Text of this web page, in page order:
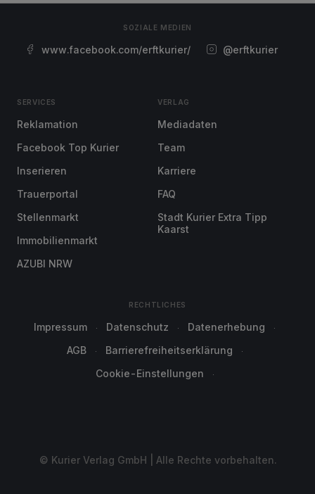
SOZIALE MEDIEN
www.facebook.com/erftkurier/ @erftkurier
SERVICES
Reklamation
Facebook Top Kurier
Inserieren
Trauerportal
Stellenmarkt
Immobilienmarkt
AZUBI NRW
VERLAG
Mediadaten
Team
Karriere
FAQ
Stadt Kurier Extra Tipp
Kaarst
RECHTLICHES
Impressum Datenschutz
Datenerhebung
AGB
Barrierefreiheitserklärung
Cookie-Einstellungen
© Kurier Verlag GmbH | Alle Rechte vorbehalten.